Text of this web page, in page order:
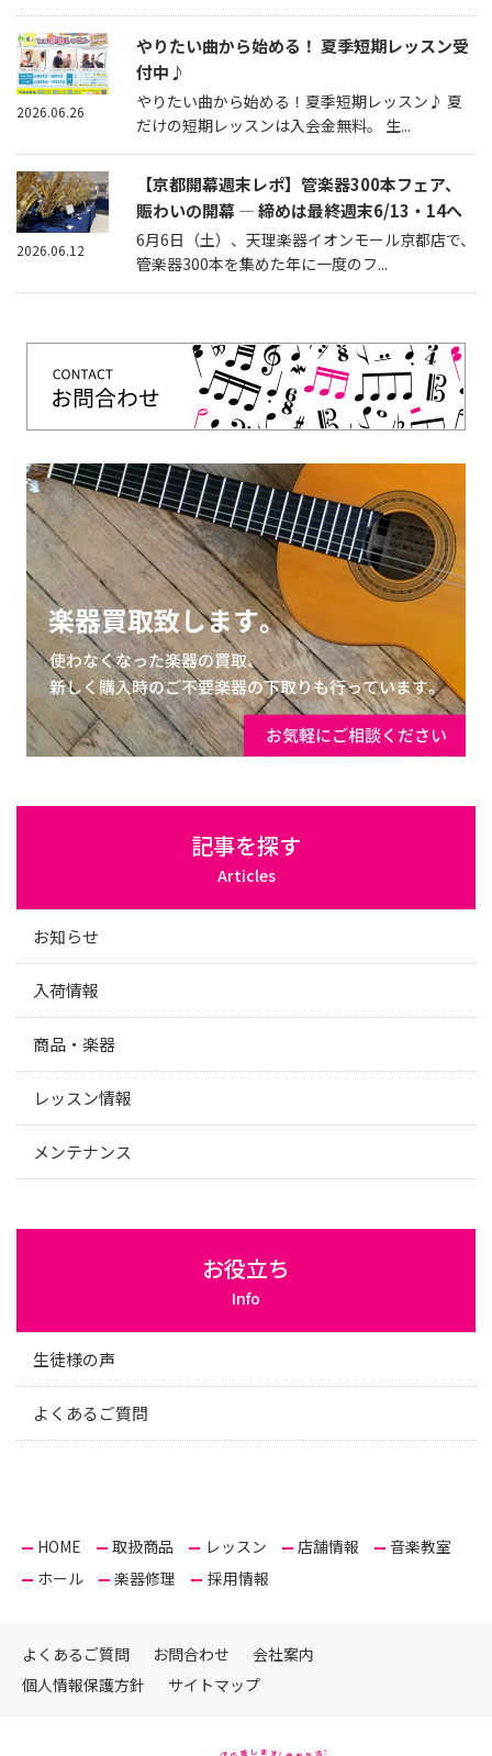
やりたい曲から始める！ 夏季短期レッスン受
付中♪
やりたい曲から始める！夏季短期レッスン♪ 夏
だけの短期レッスンは入会金無料。 生...
2026.06.26
【京都開幕週末レポ】管楽器300本フェア、
賑わいの開幕 — 締めは最終週末6/13・14へ
6月6日（土）、天理楽器イオンモール京都店で、
管楽器300本を集めた年に一度のフ...
2026.06.12
記事を探す
Articles
お知らせ
入荷情報
商品・楽器
レッスン情報
メンテナンス
お役立ち
Info
生徒様の声
よくあるご質問
HOME 取扱商品 レッスン 店舗情報
音楽教室
ホール
楽器修理 採用情報
よくあるご質問 お問合わせ
会社案内
個人情報保護方針
サイトマップ